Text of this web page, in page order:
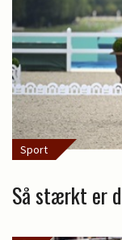
Sport
Så stærkt er